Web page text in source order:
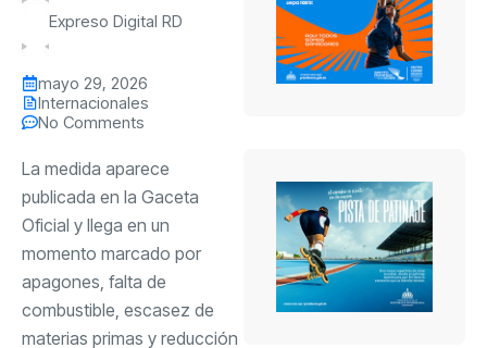
Expreso Digital RD
mayo 29, 2026
Internacionales
No Comments
La medida aparece
publicada en la Gaceta
Oficial y llega en un
momento marcado por
apagones, falta de
combustible, escasez de
materias primas y reducción